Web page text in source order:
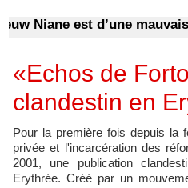
Niane est d’une mauvaise
«Echos de
clandestin en
Pour la première fois depuis la
privée et l'incarcération des
2001, une publication
Erythrée. Créé par un